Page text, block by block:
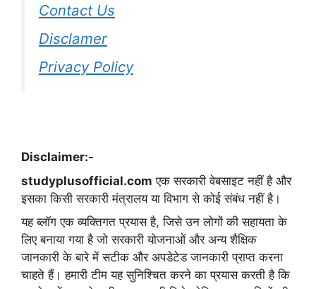
Contact Us
Disclamer
Privacy Policy
Disclaimer:-
studyplusofficial.com एक सरकारी वेबसाइट नहीं है और
इसका किसी सरकारी मंत्रालय या विभाग से कोई संबंध नहीं है।
यह ब्लॉग एक व्यक्तिगत प्रयास है, जिसे उन लोगों की सहायता के
लिए बनाया गया है जो सरकारी योजनाओं और अन्य शैक्षिक
जानकारी के बारे में सटीक और अपडेटेड जानकारी प्राप्त करना
चाहते हैं। हमारी टीम यह सुनिश्चित करने का प्रयास करती है कि